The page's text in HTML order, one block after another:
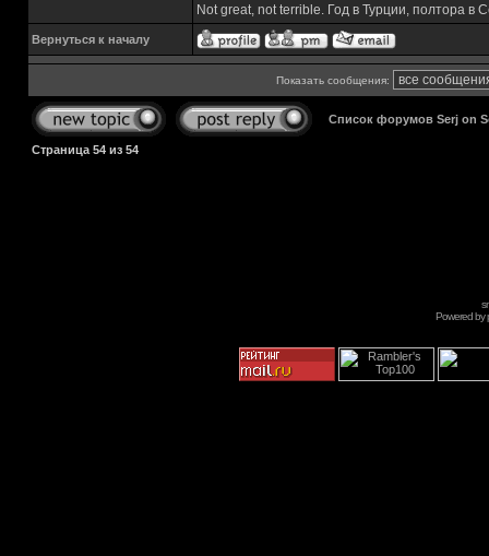
Not great, not terrible. Год в Турции, полтора
Вернуться к началу
Показать сообщения:
Список форумов Serj on
Страница 54 из 54
Powered by